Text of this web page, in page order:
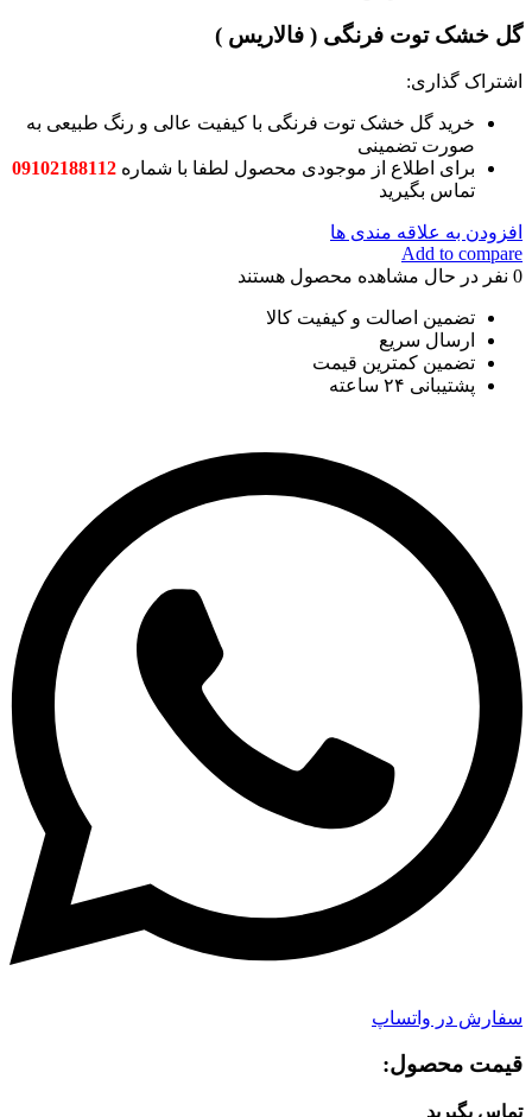
گل خشک توت فرنگی ( فالاریس )
اشتراک گذاری:
خرید گل خشک توت فرنگی با کیفیت عالی و رنگ طبیعی به
صورت تضمینی
برای اطلاع از موجودی محصول لطفا با شماره 09102188112
تماس بگیرید
افزودن به علاقه مندی ها
Add to compare
0 نفر در حال مشاهده محصول هستند
تضمین اصالت و کیفیت کالا
ارسال سریع
تضمین کمترین قیمت
پشتیبانی ۲۴ ساعته
سفارش در واتساپ
قیمت محصول:​
تماس بگیرید